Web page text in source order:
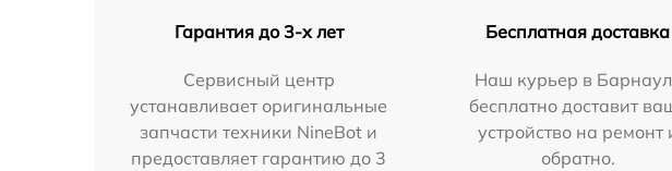
Гарантия до 3-х лет
Сервисный центр
устанавливает оригинальные
запчасти техники NineBot и
предоставляет гарантию до 3
Бесплатная доставка
Наш курьер в
бесплатно доставит
устройство на ремонт
обратно.